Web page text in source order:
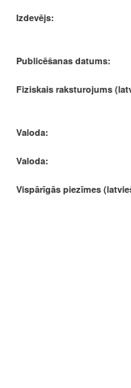
Izdevējs:
Publicēšanas datums:
Fiziskais raksturojums
Valoda:
Valoda:
Vispārīgās piezīmes